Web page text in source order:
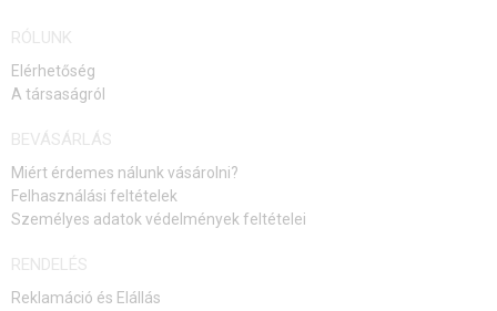
RÓLUNK
Elérhetőség
A társaságról
BEVÁSÁRLÁS
Miért érdemes nálunk vásárolni?
Felhasználási feltételek
Személyes adatok védelmények feltételei
RENDELÉS
Reklamáció és Elállás